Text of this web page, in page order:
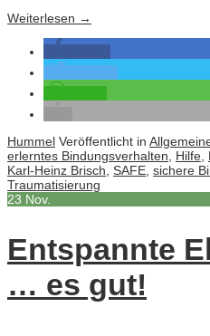
Weiterlesen →
Hummel Veröffentlicht in
erlerntes Bindungsverhalten, Hilfe,
Karl-Heinz Brisch, SAFE, sichere
Traumatisierung
23 Nov.
Entspannte
… es gut!